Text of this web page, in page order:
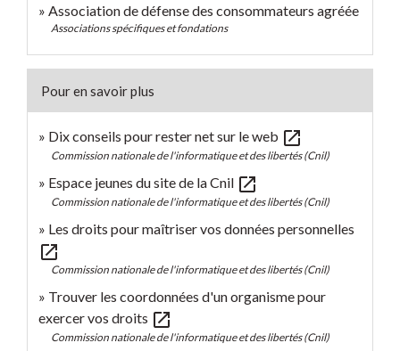
Association de défense des consommateurs agréée
Associations spécifiques et fondations
Pour en savoir plus
Dix conseils pour rester net sur le web open_in_new
Commission nationale de l'informatique et des libertés (Cnil)
Espace jeunes du site de la Cnil open_in_new
Commission nationale de l'informatique et des libertés (Cnil)
Les droits pour maîtriser vos données personnelles
open_in_new
Commission nationale de l'informatique et des libertés (Cnil)
Trouver les coordonnées d'un organisme pour
exercer vos droits open_in_new
Commission nationale de l'informatique et des libertés (Cnil)